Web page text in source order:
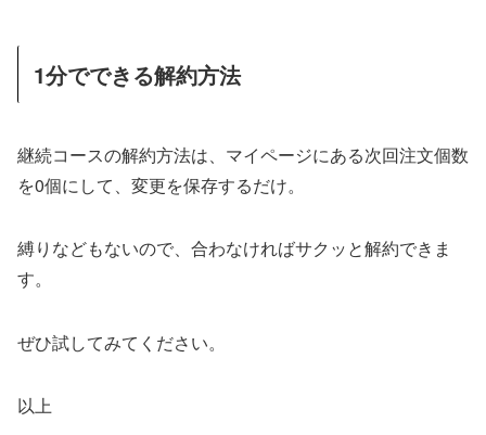
1分でできる解約方法
継続コースの解約方法は、マイページにある次回注文個数
を0個にして、変更を保存するだけ。
縛りなどもないので、合わなければサクッと解約できま
す。
ぜひ試してみてください。
以上